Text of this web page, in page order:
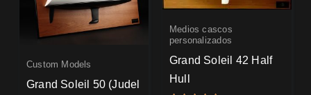
Custom Models
Grand Soleil 50 (Judel
Medios cascos
personalizados
Grand Soleil 42 Half
Hull